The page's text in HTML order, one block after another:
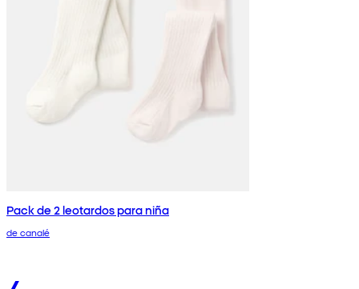
Pack de 2 leotardos para niña
de canalé